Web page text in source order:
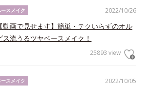
2022/10/26
スメイク
【動画で見せます】簡単・テクいらずのオル
ス流うるツヤベースメイク！
25893 view
2022/10/05
スメイク